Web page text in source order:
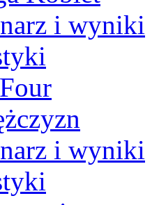
i wyniki
i wyniki